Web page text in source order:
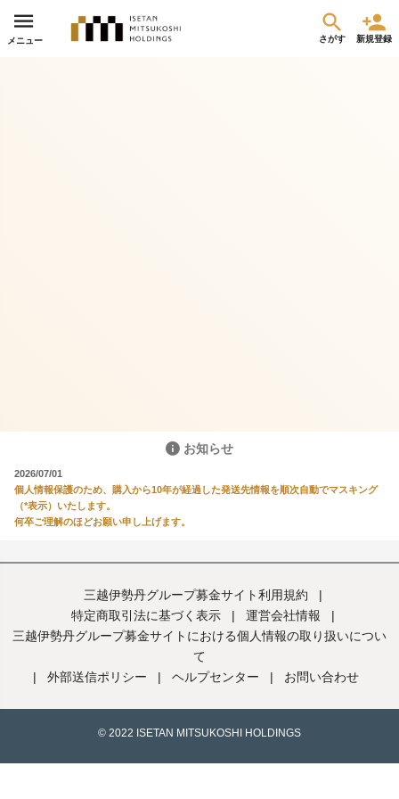
メニュー さがす 新規登録
お知らせ
2026/07/01
個人情報保護のため、購入から10年が経過した発送先情報を順次自動でマスキング
（*表示）いたします。
何卒ご理解のほどお願い申し上げます。
三越伊勢丹グループ募金サイト利用規約
|
特定商取引法に基づく表示
| 運営会社情報
|
三越伊勢丹グループ募金サイトにおける個人情報の取り扱いについ
て
|
外部送信ポリシー | ヘルプセンター | お問い合わせ
© 2022 ISETAN MITSUKOSHI HOLDINGS